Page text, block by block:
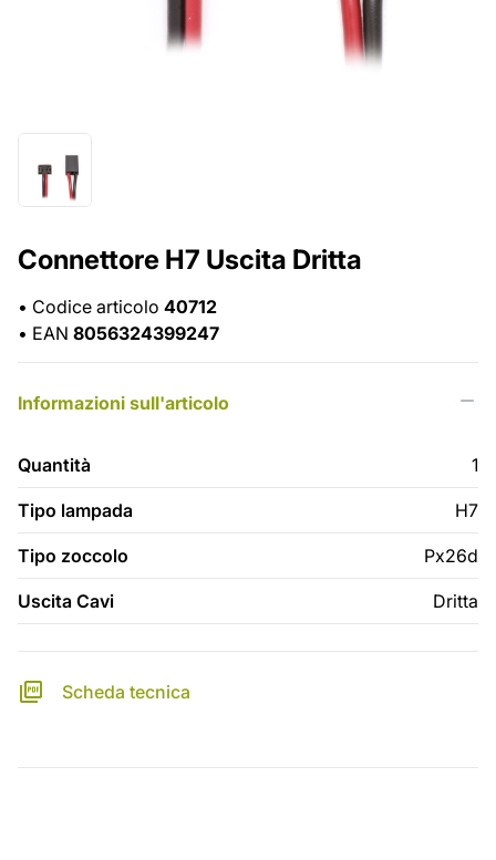
Connettore H7 Uscita Dritta
• Codice articolo 40712
• EAN 8056324399247
Informazioni sull'articolo
Quantità 1
Tipo lampada H7
Tipo zoccolo Px26d
Uscita Cavi Dritta
Scheda tecnica